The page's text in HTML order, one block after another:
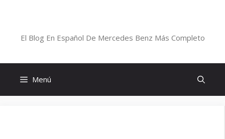
El Blog En Español De Mercedes Benz Más Completo
Menú